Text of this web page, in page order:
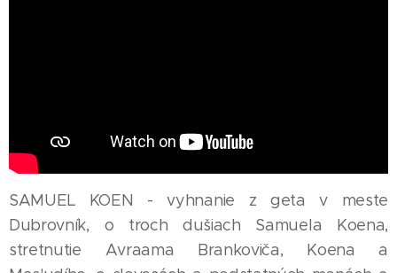
SAMUEL KOEN - vyhnanie z geta v meste
Dubrovník, o troch dušiach Samuela Koena,
stretnutie Avraama Brankoviča, Koena a